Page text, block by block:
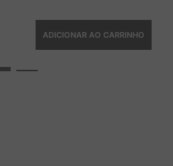
ADICIONAR AO CARRINHO